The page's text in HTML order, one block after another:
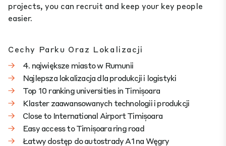
projects, you can recruit and keep your key people
easier.
Cechy Parku Oraz Lokalizacji
4. największe miasto w Rumunii
Najlepsza lokalizacja dla produkcji i logistyki
Top 10 ranking universities in Timișoara
Klaster zaawansowanych technologii i produkcji
Close to International Airport Timișoara
Easy access to Timișoara ring road
Łatwy dostęp do autostrady A1 na Węgry